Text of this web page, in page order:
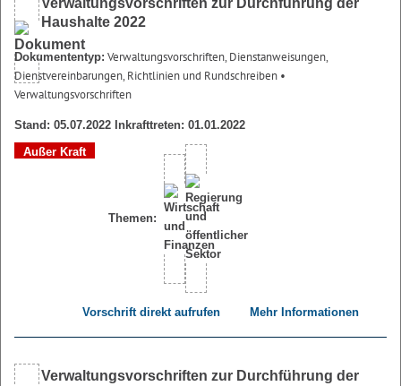
Verwaltungsvorschriften zur Durchführung der
Haushalte 2022
Dokumententyp: Verwaltungsvorschriften, Dienstanweisungen,
Dienstvereinbarungen, Richtlinien und Rundschreiben •
Verwaltungsvorschriften
Stand: 05.07.2022 Inkrafttreten: 01.01.2022
Außer Kraft
Themen:
Vorschrift direkt aufrufen Mehr Informationen
Verwaltungsvorschriften zur Durchführung der